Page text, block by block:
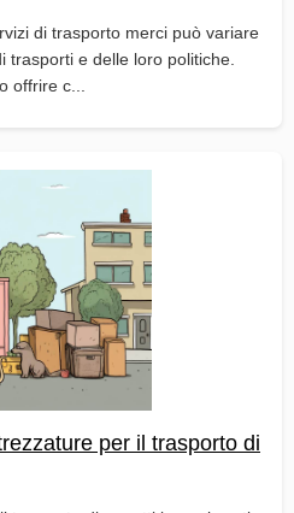
di trasporto merci può variare
trasporti e delle loro politiche.
offrire c...
per il trasporto di